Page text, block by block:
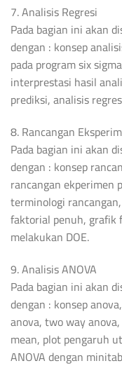
7. Analisis Regresi
Pada bagian ini akan
dengan : konsep
pada program six
interprestasi hasil
prediksi, analisis
8. Rancangan
Pada bagian ini akan
dengan : konsep
rancangan ekperimen
terminologi
faktorial penuh, grafik
melakukan DOE.
9. Analisis ANOVA
Pada bagian ini akan
dengan : konsep
anova, two way
mean, plot pengaruh
ANOVA dengan